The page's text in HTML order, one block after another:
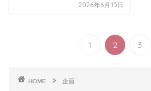
2026年6月15日
1 2 3
HOME 企画